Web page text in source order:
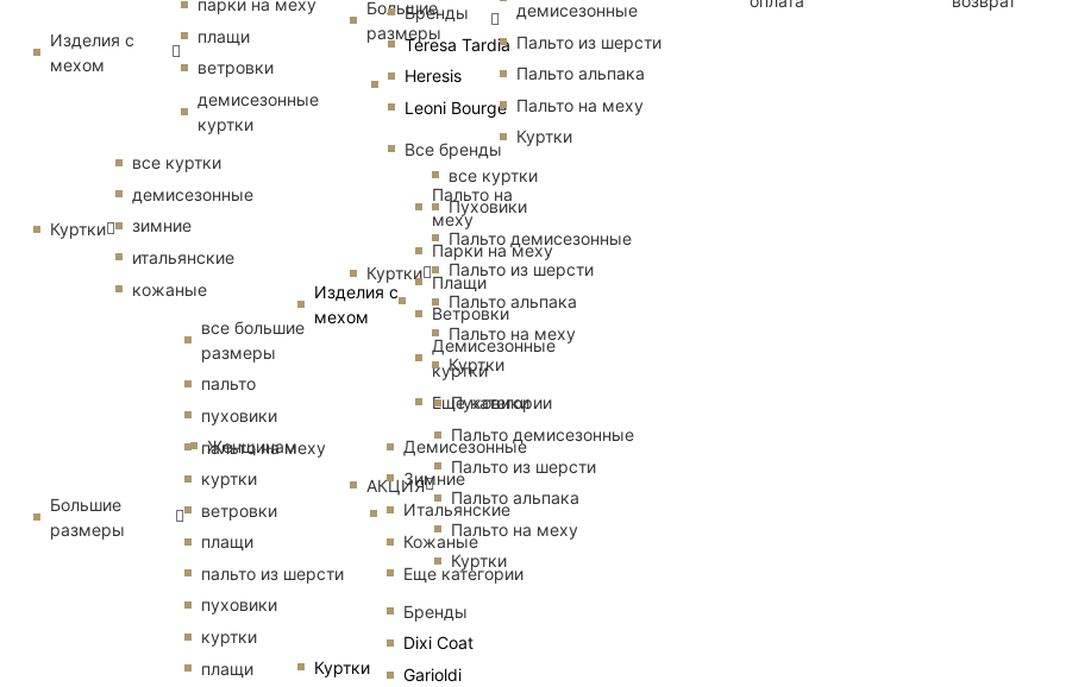
Женщинам
Бренды
Teresa Tardia
Heresis
Leoni Bourge
Все бренды
Изделия с
мехом
Пальто на
меху
Парки на меху
Плащи
Ветровки
Демисезонные
куртки
Еще категории
Куртки
Демисезонные
Зимние
Итальянские
Кожаные
Еще категории
Бренды
Dixi Coat
Garioldi
Изделия с
мехом
парки на меху
плащи
ветровки
демисезонные
куртки
Куртки
все куртки
демисезонные
зимние
итальянские
кожаные
Большие
размеры
все большие
размеры
пальто
пуховики
пальто на меху
куртки
ветровки
плащи
пальто из шерсти
пуховики
куртки
плащи
Большие
размеры
демисезонные
Пальто из шерсти
Пальто альпака
Пальто на меху
Куртки
Куртки
все куртки
Пуховики
Пальто демисезонные
Пальто из шерсти
Пальто альпака
Пальто на меху
Куртки
АКЦИЯ
Пуховики
Пальто демисезонные
Пальто из шерсти
Пальто альпака
Пальто на меху
Куртки